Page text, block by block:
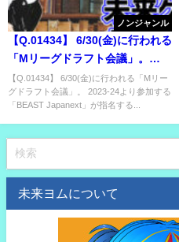
ノンジャンル
【Q.01434】 6/30(金)に行われる
「Mリーグドラフト会議」。
2023-24より参加する「BEAST
Japanext」が指名する選手の内
【Q.01434】 6/30(金)に行われる「Mリー
グドラフト会議」。 2023-24より参加する
「BEAST Japanext」が指名する...
未来ヨムについて